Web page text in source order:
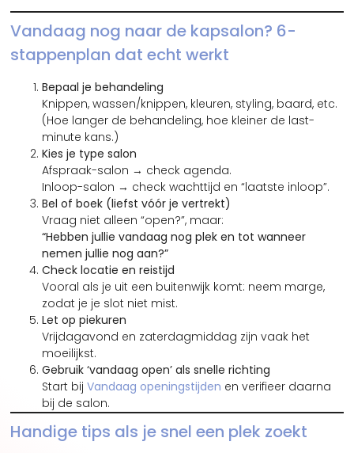
Vandaag nog naar de kapsalon? 6-
stappenplan dat echt werkt
Bepaal je behandeling
Knippen, wassen/knippen, kleuren, styling, baard, etc.
(Hoe langer de behandeling, hoe kleiner de last-
minute kans.)
Kies je type salon
Afspraak-salon → check agenda.
Inloop-salon → check wachttijd en “laatste inloop”.
Bel of boek (liefst vóór je vertrekt)
Vraag niet alleen “open?”, maar:
“Hebben jullie vandaag nog plek en tot wanneer
nemen jullie nog aan?”
Check locatie en reistijd
Vooral als je uit een buitenwijk komt: neem marge,
zodat je je slot niet mist.
Let op piekuren
Vrijdagavond en zaterdagmiddag zijn vaak het
moeilijkst.
Gebruik ‘vandaag open’ als snelle richting
Start bijVandaag openingstijden en verifieer daarna
bij de salon.
Handige tips als je snel een plek zoekt